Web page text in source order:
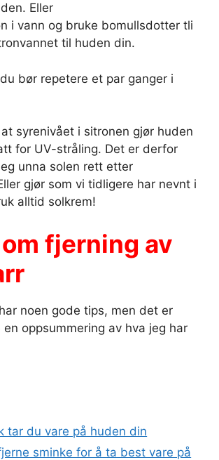
Eller
i vann og bruke bomullsdotter tli
til huden din.
bør repetere et par ganger i
syrenivået i sitronen gjør huden
for UV-stråling. Det er derfor
unna solen rett etter
gjør som vi tidligere har nevnt i
alltid solkrem!
fjerning av
noen gode tips, men det er
oppsummering av hva jeg har
tar du vare på huden din
sminke for å ta best vare på